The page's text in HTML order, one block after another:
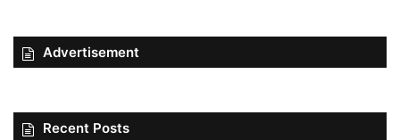
Advertisement
Recent Posts